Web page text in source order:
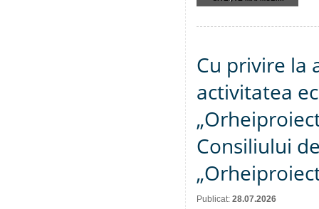
Cu privire la
activitatea
Consiliului
Publicat: 28.07.2026